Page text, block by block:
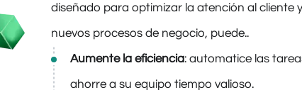
diseñado para optimizar la atención al cliente
nuevos procesos de negocio, puede..
Aumente la eficiencia: automatice las
ahorre a su equipo tiempo valioso.